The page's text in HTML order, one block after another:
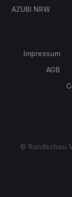
AZUBI NRW
Impressum
AGB
© Rundschau